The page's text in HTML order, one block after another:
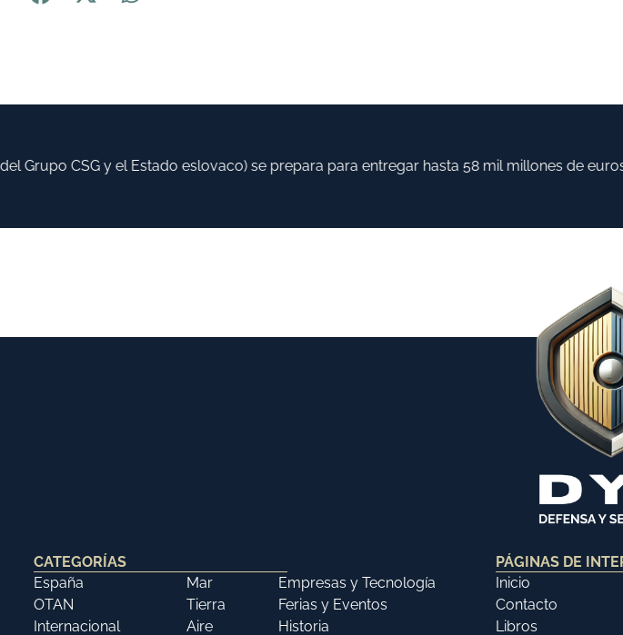
CSG y el Estado eslovaco) se prepara para entregar hasta 58 mil millones de euros
CATEGORÍAS
España
OTAN
Internacional
Mar
Tierra
Aire
Empresas y Tecnología
Ferias y Eventos
Historia
PÁGINAS DE
Inicio
Contacto
Libros